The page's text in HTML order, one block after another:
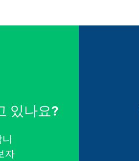
있나요?
자